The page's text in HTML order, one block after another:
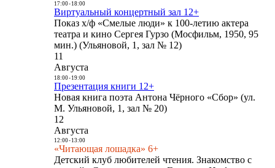
17:00- 18:00
Виртуальный концертный зал 12+
Показ х/ф «Смелые люди» к 100-летию актера
театра и кино Сергея Гурзо (Мосфильм, 1950, 95
мин.) (Ульяновой, 1, зал № 12)
11
Августа
18:00- 19:00
Презентация книги 12+
Новая книга поэта Антона Чёрного «Сбор» (ул.
М. Ульяновой, 1, зал № 20)
12
Августа
12:00- 13:00
«Читающая лошадка» 6+
Детский клуб любителей чтения. Знакомство с